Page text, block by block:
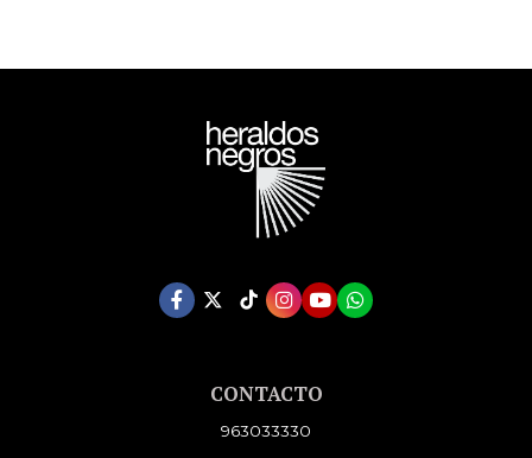
CONTACTO
963033330